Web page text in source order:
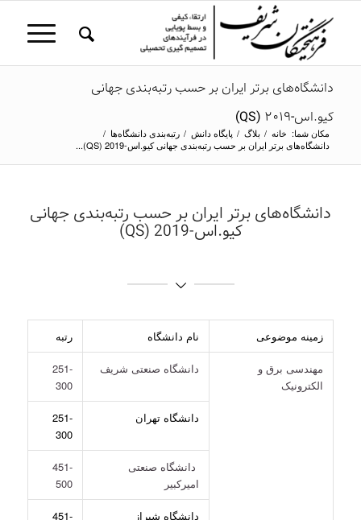
دانشگاه‌های برتر ایران بر حسب رتبه‌بندی جهانی
کیو.اس-2019 (QS)
مکان شما: خانه / بلاگ / پایگاه دانش / رتبه‌بندی دانشگاه‌ها /
دانشگاه‌های برتر ایران بر حسب رتبه‌بندی جهانی کیو.اس-2019 (QS)...
دانشگاه‌های برتر ایران بر حسب رتبه‌بندی جهانی
کیو.اس-2019 (QS)
زمینه موضوعی نام دانشگاه رتبه
مهندسی برق و
الکترونیک
دانشگاه صنعتی شریف
251-
300
دانشگاه تهران
251-
300
دانشگاه صنعتی
امیرکبیر
451-
500
دانشگاه شیراز
451-